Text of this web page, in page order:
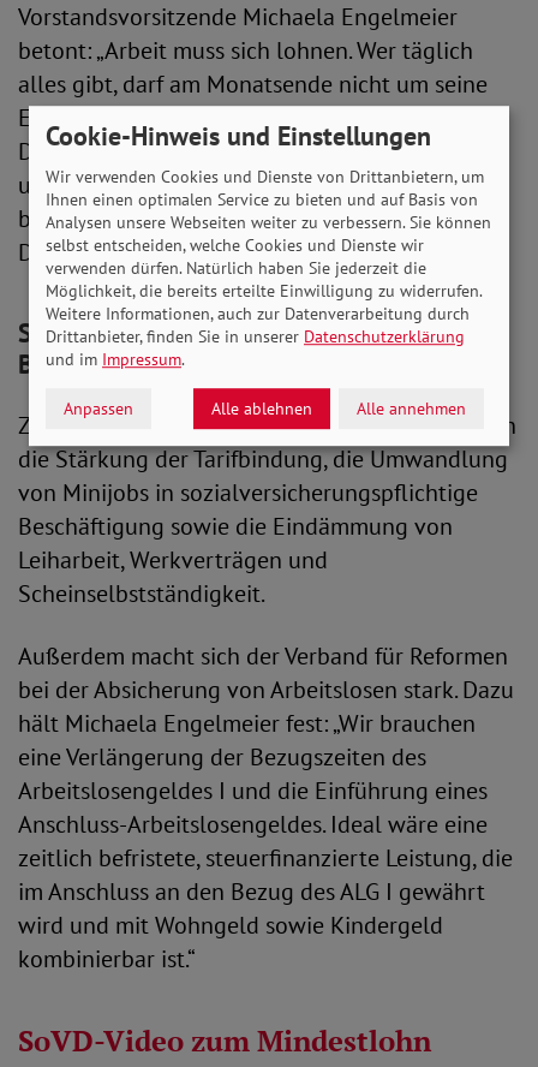
Vorstandsvorsitzende Michaela Engelmeier
betont: „Arbeit muss sich lohnen. Wer täglich
alles gibt, darf am Monatsende nicht um seine
Existenz bangen müssen. Deshalb fordern wir:
Der Mindestlohn muss auf 15,12 Euro steigen –
und zwar sofort. Alles andere bedeutet eine
bewusste Inkaufnahme von Armut trotz Arbeit.
Das werden wir nicht akzeptieren.“
SoVD: Sozialversicherungspflichtige
Beschäftigung stärken
Zu den weiteren Forderungen des SoVD gehören
die Stärkung der Tarifbindung, die Umwandlung
von Minijobs in sozialversicherungspflichtige
Beschäftigung sowie die Eindämmung von
Leiharbeit, Werkverträgen und
Scheinselbstständigkeit.
Außerdem macht sich der Verband für Reformen
bei der Absicherung von Arbeitslosen stark. Dazu
hält Michaela Engelmeier fest: „Wir brauchen
eine Verlängerung der Bezugszeiten des
Arbeitslosengeldes I und die Einführung eines
Anschluss-Arbeitslosengeldes. Ideal wäre eine
zeitlich befristete, steuerfinanzierte Leistung, die
im Anschluss an den Bezug des ALG I gewährt
wird und mit Wohngeld sowie Kindergeld
kombinierbar ist.“
SoVD-Video zum Mindestlohn
Cookie-Hinweis und Einstellungen
Wir verwenden Cookies und Dienste von Drittanbietern, um
Ihnen einen optimalen Service zu bieten und auf Basis von
Analysen unsere Webseiten weiter zu verbessern. Sie können
selbst entscheiden, welche Cookies und Dienste wir
verwenden dürfen. Natürlich haben Sie jederzeit die
Möglichkeit, die bereits erteilte Einwilligung zu widerrufen.
Weitere Informationen, auch zur Datenverarbeitung durch
Drittanbieter, finden Sie in unserer Datenschutzerklärung
und im Impressum.
Anpassen Alle ablehnen Alle annehmen